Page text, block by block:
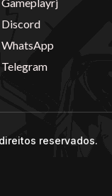
Discord
WhatsApp
Telegram
reservados.